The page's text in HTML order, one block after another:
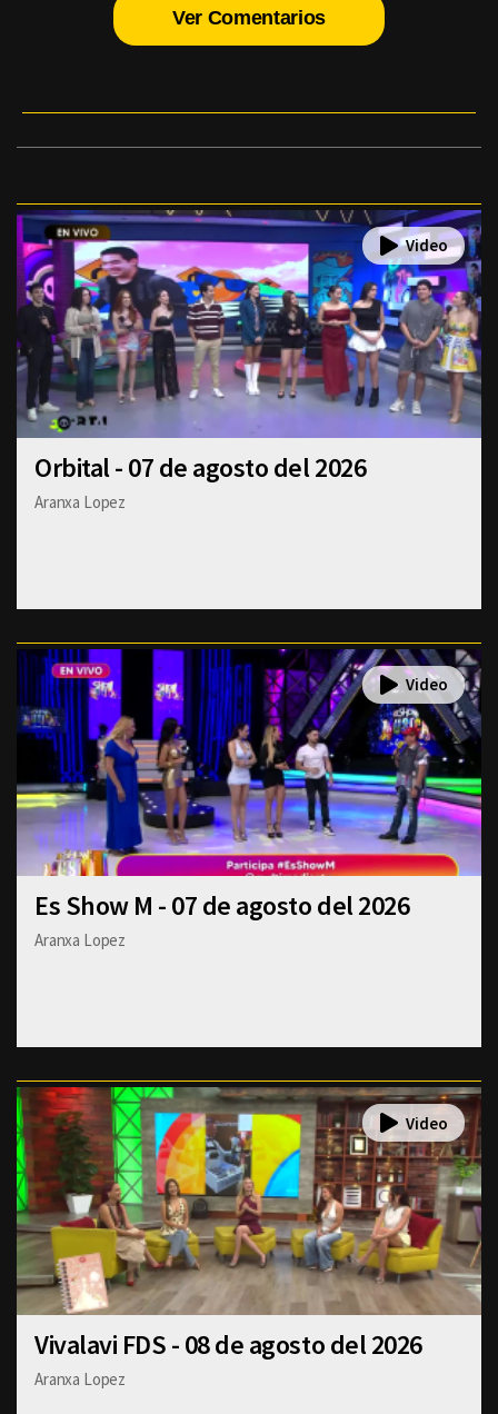
Ver Comentarios
Orbital - 07 de agosto del 2026
Aranxa Lopez
Es Show M - 07 de agosto del 2026
Aranxa Lopez
Vivalavi FDS - 08 de agosto del 2026
Aranxa Lopez